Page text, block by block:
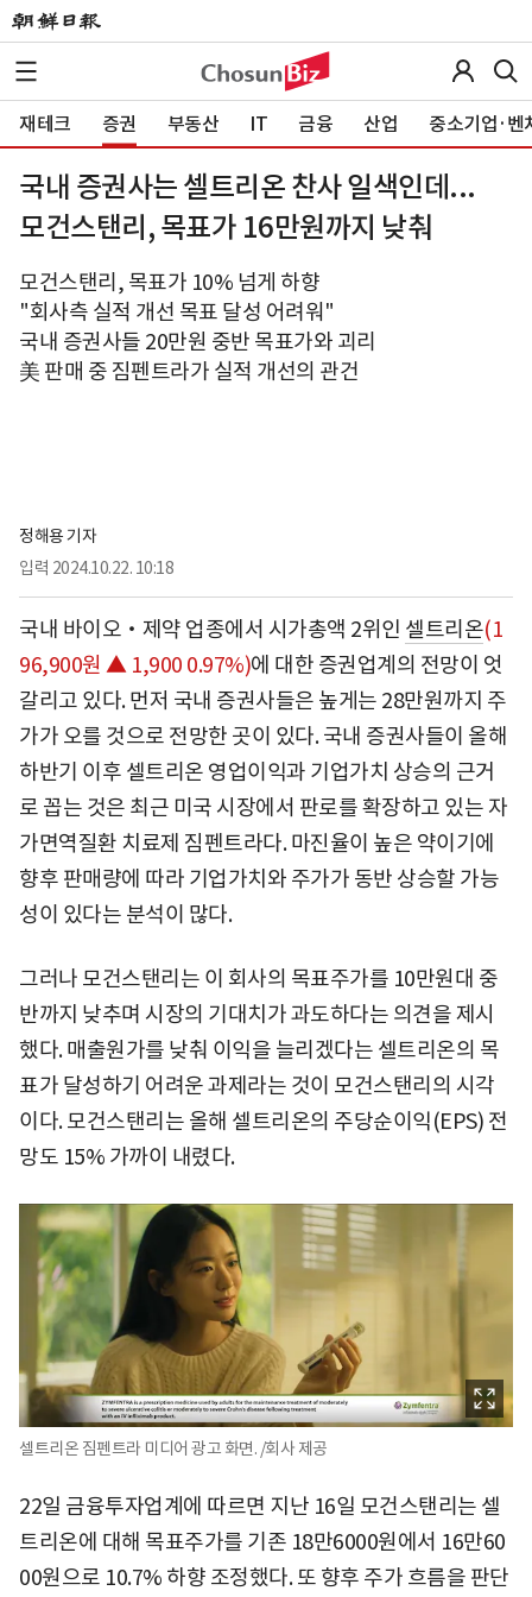
재테크 증권 부동산 IT 금융 산업 중소기업·벤
국내 증권사는 셀트리온 찬사 일색인데...
모건스탠리, 목표가 16만원까지 낮춰
모건스탠리, 목표가 10% 넘게 하향
"회사측 실적 개선 목표 달성 어려워"
국내 증권사들 20만원 중반 목표가와 괴리
美 판매 중 짐펜트라가 실적 개선의 관건
정해용 기자
입력 2024.10.22. 10:18
국내 바이오‧제약 업종에서 시가총액 2위인 셀트리온(1
96,900원 ▲ 1,900 0.97%)에 대한 증권업계의 전망이 엇
갈리고 있다. 먼저 국내 증권사들은 높게는 28만원까지 주
가가 오를 것으로 전망한 곳이 있다. 국내 증권사들이 올해
하반기 이후 셀트리온 영업이익과 기업가치 상승의 근거
로 꼽는 것은 최근 미국 시장에서 판로를 확장하고 있는 자
가면역질환 치료제 짐펜트라다. 마진율이 높은 약이기에
향후 판매량에 따라 기업가치와 주가가 동반 상승할 가능
성이 있다는 분석이 많다.
그러나 모건스탠리는 이 회사의 목표주가를 10만원대 중
반까지 낮추며 시장의 기대치가 과도하다는 의견을 제시
했다. 매출원가를 낮춰 이익을 늘리겠다는 셀트리온의 목
표가 달성하기 어려운 과제라는 것이 모건스탠리의 시각
이다. 모건스탠리는 올해 셀트리온의 주당순이익(EPS) 전
망도 15% 가까이 내렸다.
셀트리온 짐펜트라 미디어 광고 화면. /회사 제공
22일 금융투자업계에 따르면 지난 16일 모건스탠리는 셀
트리온에 대해 목표주가를 기존 18만6000원에서 16만60
00원으로 10.7% 하향 조정했다. 또 향후 주가 흐름을 판단